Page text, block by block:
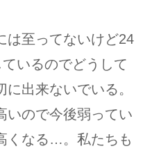
は至ってないけど24
いるのでどうして
出来ないでいる。
いので今後弱ってい
くなる…。私たちも